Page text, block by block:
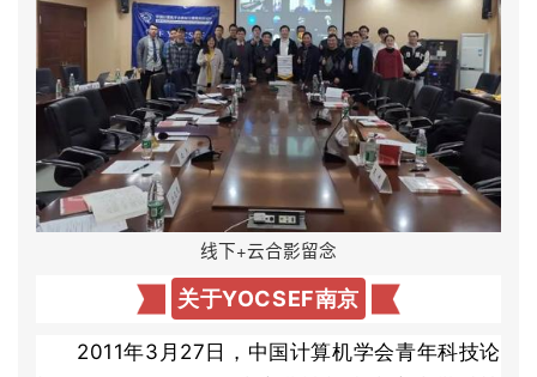
线下+云合影留念
关于YOCSEF南京
2011年3月27日，中国计算机学会青年科技论